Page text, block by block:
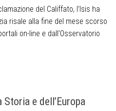
del Califfato, l’Isis ha
risale alla fine del mese scorso
on-line e dall’Osservatorio
e dell’Europa